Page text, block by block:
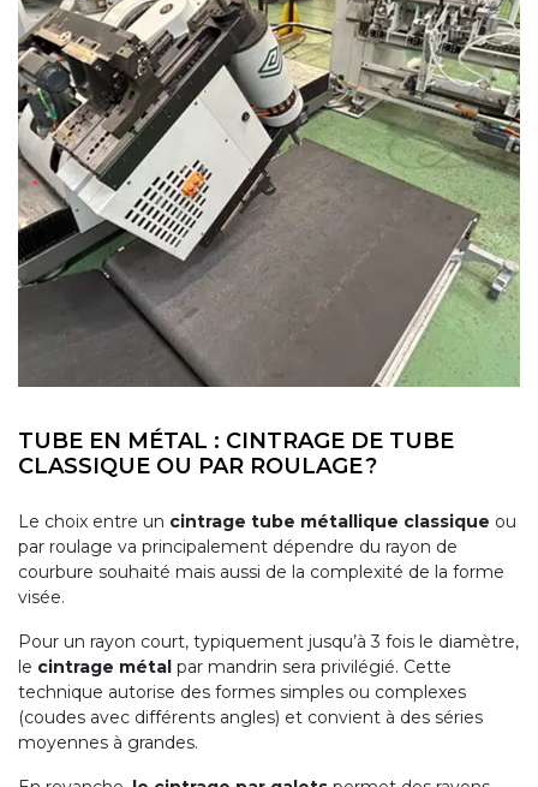
TUBE EN MÉTAL : CINTRAGE DE TUBE
CLASSIQUE OU PAR ROULAGE ?
Le choix entre un cintrage tube métallique classique ou
par roulage va principalement dépendre du rayon de
courbure souhaité mais aussi de la complexité de la forme
visée.
Pour un rayon court, typiquement jusqu’à 3 fois le diamètre,
le cintrage métal par mandrin sera privilégié. Cette
technique autorise des formes simples ou complexes
(coudes avec différents angles) et convient à des séries
moyennes à grandes.